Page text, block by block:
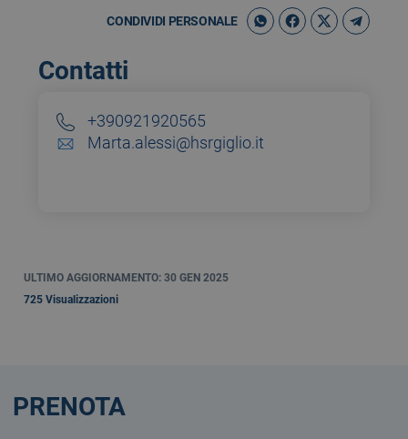
CONDIVIDI PERSONALE
Contatti
+390921920565
Marta.alessi@hsrgiglio.it
ULTIMO AGGIORNAMENTO: 30 GEN 2025
725 Visualizzazioni
PRENOTA